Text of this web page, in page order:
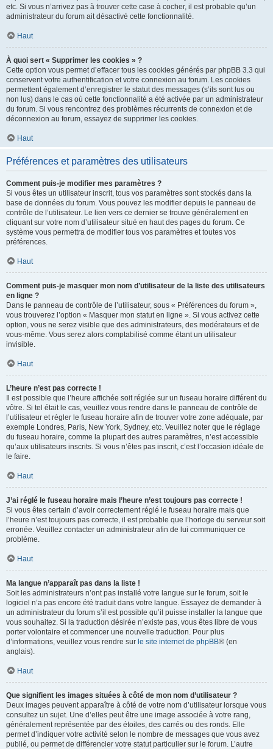
etc. Si vous n’arrivez pas à trouver cette case à cocher, il est probable qu’un
administrateur du forum ait désactivé cette fonctionnalité.
Haut
À quoi sert « Supprimer les cookies » ?
Cette option vous permet d’effacer tous les cookies générés par phpBB 3.3 qui
conservent votre authentification et votre connexion au forum. Les cookies
permettent également d’enregistrer le statut des messages (s’ils sont lus ou
non lus) dans le cas où cette fonctionnalité a été activée par un administrateur
du forum. Si vous rencontrez des problèmes récurrents de connexion et de
déconnexion au forum, essayez de supprimer les cookies.
Haut
Préférences et paramètres des utilisateurs
Comment puis-je modifier mes paramètres ?
Si vous êtes un utilisateur inscrit, tous vos paramètres sont stockés dans la
base de données du forum. Vous pouvez les modifier depuis le panneau de
contrôle de l’utilisateur. Le lien vers ce dernier se trouve généralement en
cliquant sur votre nom d’utilisateur situé en haut des pages du forum. Ce
système vous permettra de modifier tous vos paramètres et toutes vos
préférences.
Haut
Comment puis-je masquer mon nom d’utilisateur de la liste des utilisateurs
en ligne ?
Dans le panneau de contrôle de l’utilisateur, sous « Préférences du forum »,
vous trouverez l’option « Masquer mon statut en ligne ». Si vous activez cette
option, vous ne serez visible que des administrateurs, des modérateurs et de
vous-même. Vous serez alors comptabilisé comme étant un utilisateur
invisible.
Haut
L’heure n’est pas correcte !
Il est possible que l’heure affichée soit réglée sur un fuseau horaire différent du
vôtre. Si tel était le cas, veuillez vous rendre dans le panneau de contrôle de
l’utilisateur et régler le fuseau horaire afin de trouver votre zone adéquate, par
exemple Londres, Paris, New York, Sydney, etc. Veuillez noter que le réglage
du fuseau horaire, comme la plupart des autres paramètres, n’est accessible
qu’aux utilisateurs inscrits. Si vous n’êtes pas inscrit, c’est l’occasion idéale de
le faire.
Haut
J’ai réglé le fuseau horaire mais l’heure n’est toujours pas correcte !
Si vous êtes certain d’avoir correctement réglé le fuseau horaire mais que
l’heure n’est toujours pas correcte, il est probable que l’horloge du serveur soit
erronée. Veuillez contacter un administrateur afin de lui communiquer ce
problème.
Haut
Ma langue n’apparaît pas dans la liste !
Soit les administrateurs n’ont pas installé votre langue sur le forum, soit le
logiciel n’a pas encore été traduit dans votre langue. Essayez de demander à
un administrateur du forum s’il est possible qu’il puisse installer la langue que
vous souhaitez. Si la traduction désirée n’existe pas, vous êtes libre de vous
porter volontaire et commencer une nouvelle traduction. Pour plus
d’informations, veuillez vous rendre sur le site internet de phpBB® (en
anglais).
Haut
Que signifient les images situées à côté de mon nom d’utilisateur ?
Deux images peuvent apparaître à côté de votre nom d’utilisateur lorsque vous
consultez un sujet. Une d’elles peut être une image associée à votre rang,
généralement représentée par des étoiles, des carrés ou des ronds. Elle
permet d’indiquer votre activité selon le nombre de messages que vous avez
publié, ou permet de différencier votre statut particulier sur le forum. L’autre